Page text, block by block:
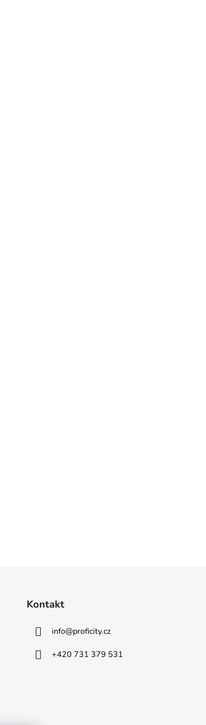
Kontakt
info@proficity.cz
+420 731 379 531